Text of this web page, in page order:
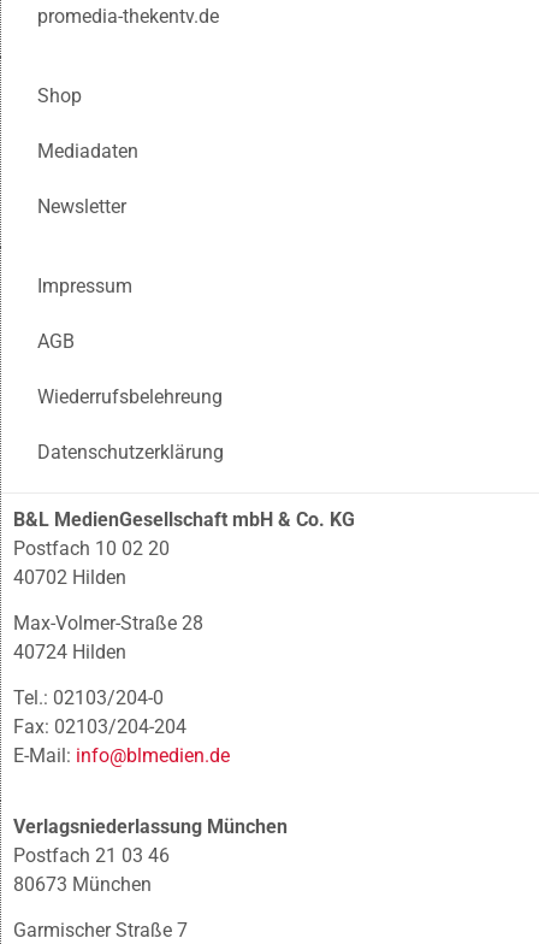
promedia-thekentv.de
Shop
Mediadaten
Newsletter
Impressum
AGB
Wiederrufsbelehreung
Datenschutzerklärung
B&L MedienGesellschaft mbH & Co. KG
Postfach 10 02 20
40702 Hilden
Max-Volmer-Straße 28
40724 Hilden
Tel.: 02103/204-0
Fax: 02103/204-204
E-Mail: info@blmedien.de
Verlagsniederlassung München
Postfach 21 03 46
80673 München
Garmischer Straße 7